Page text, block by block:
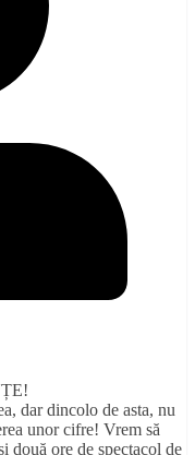
dar dincolo de asta, nu
unor cifre! Vrem să
două ore de spectacol de